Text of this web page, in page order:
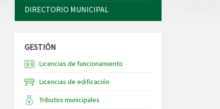
DIRECTORIO MUNICIPAL
GESTIÓN
Licencias de funcionamiento
Licencias de edificación
Tributos municipales